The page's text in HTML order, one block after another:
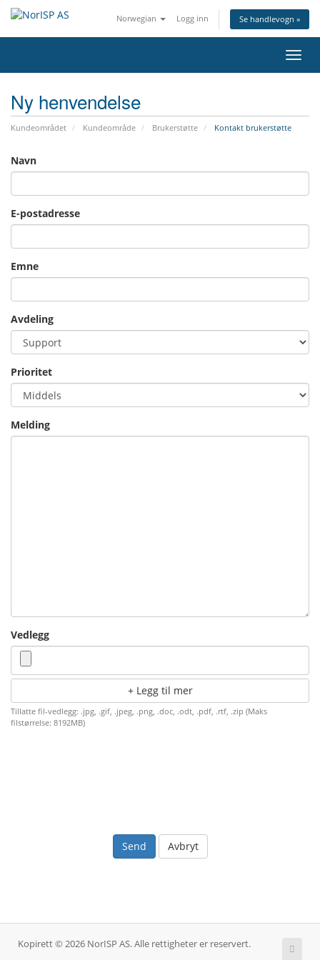
Norwegian Logg inn Se handlevogn »
Bytt
Ny henvendelse
Kundeområdet Kundeområde Brukerstøtte Kontakt brukerstøtte
Navn
E-postadresse
Emne
Avdeling
Prioritet
Melding
Vedlegg
Legg til mer
Tillatte fil-vedlegg: .jpg, .gif, .jpeg, .png, .doc, .odt, .pdf, .rtf, .zip (Maks
filstørrelse: 8192MB)
Avbryt
Kopirett © 2026 NorISP AS. Alle rettigheter er reservert.